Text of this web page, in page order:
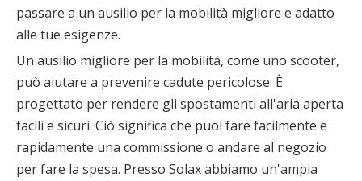
passare a un ausilio per la mobilità migliore e adatto
alle tue esigenze.
Un ausilio migliore per la mobilità, come uno scooter,
può aiutare a prevenire cadute pericolose. È
progettato per rendere gli spostamenti all'aria aperta
facili e sicuri. Ciò significa che puoi fare facilmente e
rapidamente una commissione o andare al negozio
per fare la spesa. Presso Solax abbiamo un'ampia